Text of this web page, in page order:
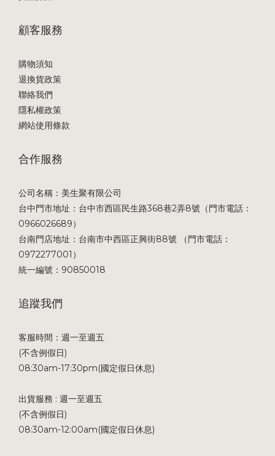
顧客服務
購物須知
退換貨政策
聯絡我們
隱私權政策
網站使用條款
合作服務
公司名稱：美生聚有限公司
台中門市地址：台中市西區民生路368巷2弄8號（門市電話：
0966026689）
台南門店地址：台南市中西區正興街88號 （門市電話：
0972277001）
統一編號：90850018
追蹤我們
客服時間：週一至週五
(不含例假日)
08:30am-17:30pm(國定假日休息)
出貨服務 : 週一至週五
(不含例假日)
08:30am-12:00am(國定假日休息)